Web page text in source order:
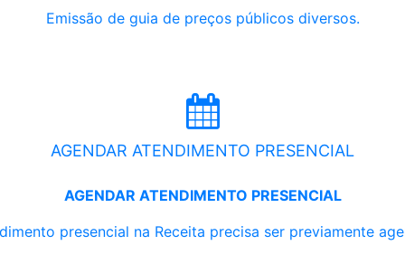
Emissão de guia de preços públicos diversos.
AGENDAR ATENDIMENTO PRESENCIAL
AGENDAR ATENDIMENTO PRESENCIAL
presencial na Receita precisa ser previamente